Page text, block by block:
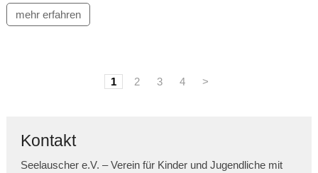
mehr erfahren
1 2 3 4 >
Kontakt
Seelauscher e.V. – Verein für Kinder und Jugendliche mit